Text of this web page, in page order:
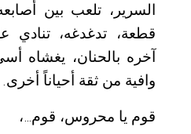
السرير، تلعب بين
قطعة، تدغدغه، تنادي
آخره بالحنان، يغشاه
وافية من ثقة أحياناً أخرى.
قوم يا محروس، قوم…،